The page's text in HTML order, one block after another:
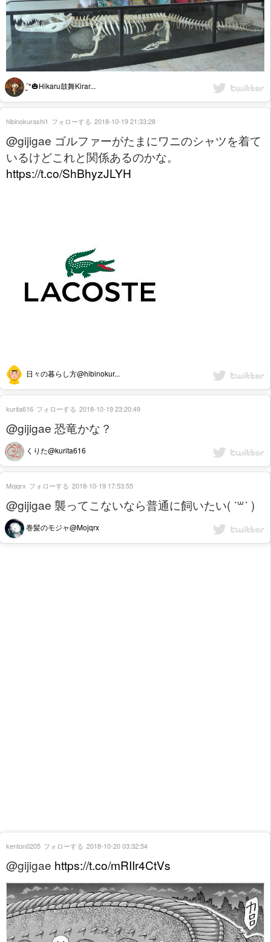
¨̮*🎃Hikaru鼓舞Kirar...
@gijigae ゴルファーがたまにワニのシャツを着て
いるけどこれと関係あるのかな。
https://t.co/ShBhyzJLYH
日々の暮らし方@hibinokur...
hibinokurashi1 フォローする 2018-10-19 21:33:28
@gijigae 恐竜かな？
くりた@kurita616
kurita616 フォローする 2018-10-19 23:20:49
@gijigae 襲ってこないなら普通に飼いたい( ˙꒳​˙ )
巻髪のモジャ@Mojqrx
Mojqrx フォローする 2018-10-19 17:53:55
@gijigae https://t.co/mRIIr4CtVs
kenton0205 フォローする 2018-10-20 03:32:54